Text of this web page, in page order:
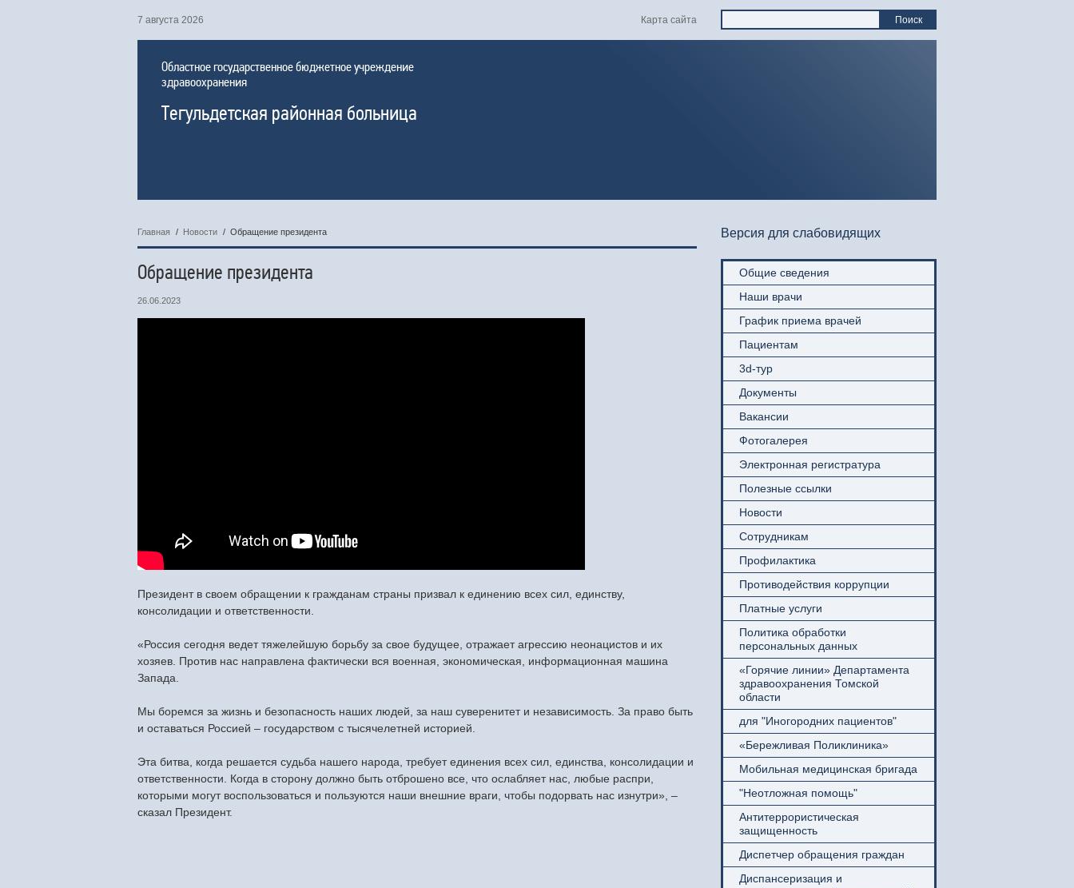
7 августа 2026 Поиск
Карта сайта
Областное государственное бюджетное учреждение
здравоохранения
Тегульдетская районная больница
Версия для слабовидящих
Общие сведения
Наши врачи
График приема врачей
Пациентам
3d-тур
Документы
Вакансии
Фотогалерея
Электронная регистратура
Полезные ссылки
Новости
Сотрудникам
Профилактика
Противодействия коррупции
Платные услуги
Политика обработки
персональных данных
«Горячие линии» Департамента
здравоохранения Томской
области
для "Иногородних пациентов"
«Бережливая Поликлиника»
Мобильная медицинская бригада
"Неотложная помощь"
Антитеррористическая
защищенность
Диспетчер обращения граждан
Диспансеризация и
Главная / Новости / Обращение президента
Обращение президента
26.06.2023
Президент в своем обращении к гражданам страны призвал к единению всех сил, единству,
консолидации и ответственности.
«Россия сегодня ведет тяжелейшую борьбу за свое будущее, отражает агрессию неонацистов и их
хозяев. Против нас направлена фактически вся военная, экономическая, информационная машина
Запада.
Мы боремся за жизнь и безопасность наших людей, за наш суверенитет и независимость. За право быть
и оставаться Россией – государством с тысячелетней историей.
Эта битва, когда решается судьба нашего народа, требует единения всех сил, единства, консолидации и
ответственности. Когда в сторону должно быть отброшено все, что ослабляет нас, любые распри,
которыми могут воспользоваться и пользуются наши внешние враги, чтобы подорвать нас изнутри», –
сказал Президент.